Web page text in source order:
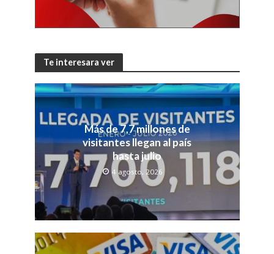
Te interesara ver
Más de 7,7 millones de
visitantes llegan al país
hasta julio
4 agosto, 2026